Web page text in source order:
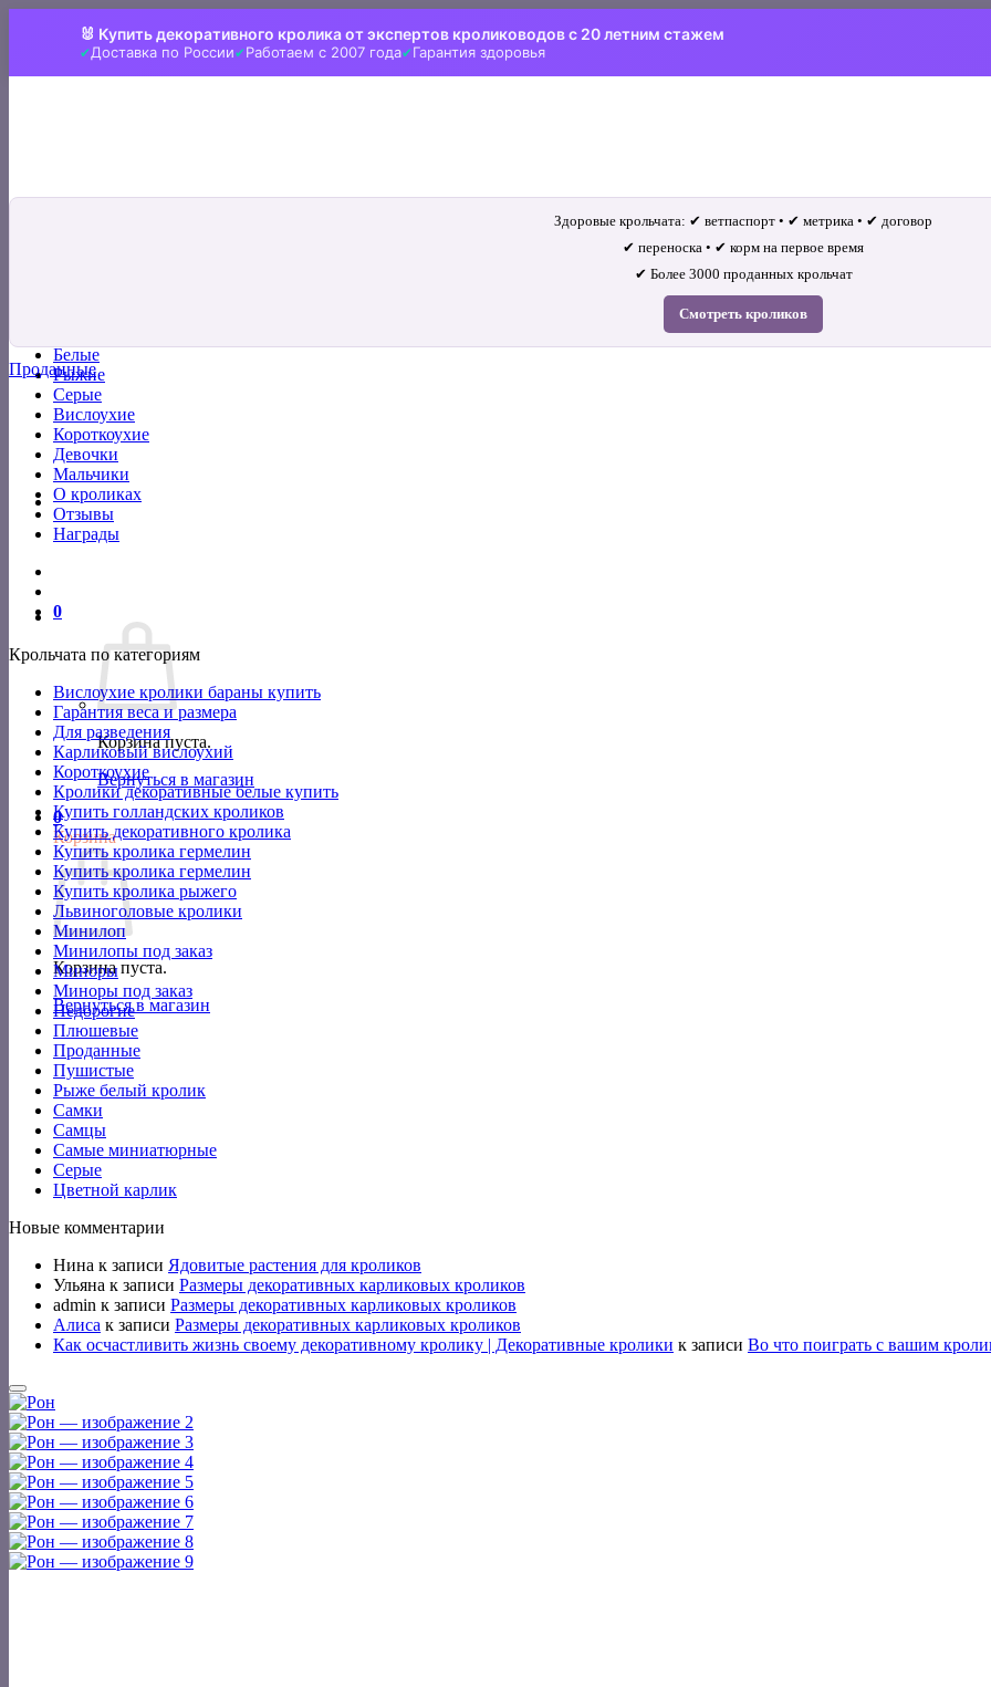
🐰 Купить декоративного кролика от экспертов кролиководов с 20 летним стажем
Доставка по России Работаем с 2007 года Гарантия здоровья
Белые
Рыжие
Серые
Вислоухие
Короткоухие
Девочки
Мальчики
О кроликах
Отзывы
Награды
0
Корзина пуста.
Вернуться в магазин
0
Корзина
Корзина пуста.
Вернуться в магазин
Здоровые крольчата: ✔ ветпаспорт • ✔ метрика • ✔ договор
✔ переноска • ✔ корм на первое время
✔ Более 3000 проданных крольчат
Смотреть кроликов
Проданные
Крольчата по категориям
Вислоухие кролики бараны купить
Гарантия веса и размера
Для разведения
Карликовый вислоухий
Короткоухие
Кролики декоративные белые купить
Купить голландских кроликов
Купить декоративного кролика
Купить кролика гермелин
Купить кролика гермелин
Купить кролика рыжего
Львиноголовые кролики
Минилоп
Минилопы под заказ
Миноры
Миноры под заказ
Недорогие
Плюшевые
Проданные
Пушистые
Рыже белый кролик
Самки
Самцы
Самые миниатюрные
Серые
Цветной карлик
Новые комментарии
Нина к записи Ядовитые растения для кроликов
Ульяна к записи Размеры декоративных карликовых кроликов
admin к записи Размеры декоративных карликовых кроликов
Алиса к записи Размеры декоративных карликовых кроликов
Как осчастливить жизнь своему декоративному кролику | Декоративные кролики к записи Во что поиграть с вашим